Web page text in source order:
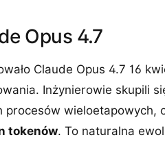
Opus 4.7
Claude Opus 4.7 16
Inżynierowie skupili
procesów
tokenów. To naturalna